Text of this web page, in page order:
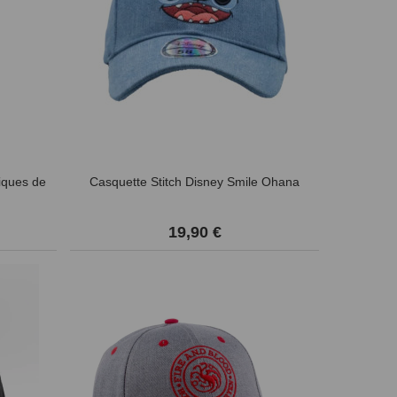
de Casquette Stitch Disney Smile Ohana
19,90 €